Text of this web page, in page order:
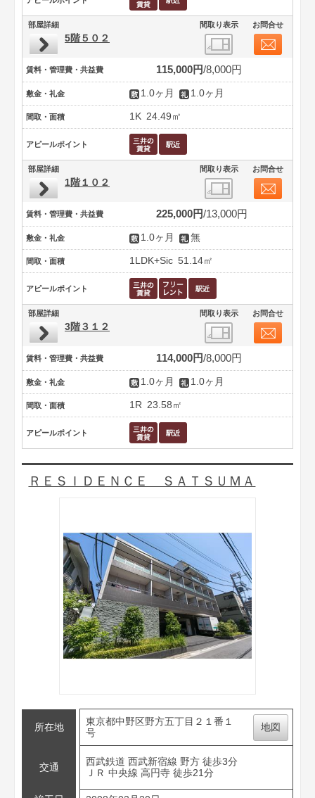
部屋詳細 間取り表示 お問合せ
5階５０２
賃料・管理費・共益費 115,000円 8,000円
敷金・礼金 1.0ヶ月 1.0ヶ月
間取・面積 1K 24.49㎡
アピールポイント
部屋詳細 間取り表示 お問合せ
1階１０２
賃料・管理費・共益費 225,000円 13,000円
敷金・礼金 1.0ヶ月 無
間取・面積 1LDK+Sic 51.14㎡
アピールポイント
部屋詳細 間取り表示 お問合せ
3階３１２
賃料・管理費・共益費 114,000円 8,000円
敷金・礼金 1.0ヶ月 1.0ヶ月
間取・面積 1R 23.58㎡
アピールポイント
ＲＥＳＩＤＥＮＣＥ ＳＡＴＳＵＭＡ
所在地
東京都中野区野方五丁目２１番１
号
地図
交通
西武鉄道 西武新宿線 野方 徒歩3分
ＪＲ 中央線 高円寺 徒歩21分